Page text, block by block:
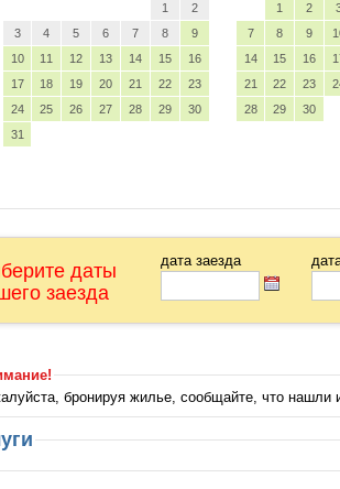
1
2
3
4 5 6 7 8
9
10
11 12 13 14 15
16
17
18 19 20 21 22
23
24
25 26 27 28 29
30
31
1 2
7
8 9
14
15 16
21
22 23
28
29 30
даты
заезда
дата заезда
бронируя жилье, сообщайте, что